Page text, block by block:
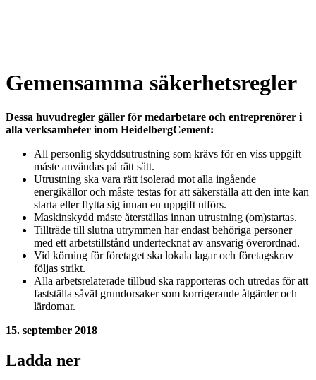
Gemensamma säkerhetsregler
Dessa huvudregler gäller för medarbetare och entreprenörer i
alla verksamheter inom HeidelbergCement:
All personlig skyddsutrustning som krävs för en viss uppgift
måste användas på rätt sätt.
Utrustning ska vara rätt isolerad mot alla ingående
energikällor och måste testas för att säkerställa att den inte kan
starta eller flytta sig innan en uppgift utförs.
Maskinskydd måste återställas innan utrustning (om)startas.
Tillträde till slutna utrymmen har endast behöriga personer
med ett arbetstillstånd undertecknat av ansvarig överordnad.
Vid körning för företaget ska lokala lagar och företagskrav
följas strikt.
Alla arbetsrelaterade tillbud ska rapporteras och utredas för att
fastställa såväl grundorsaker som korrigerande åtgärder och
lärdomar.
15. september 2018
Ladda ner